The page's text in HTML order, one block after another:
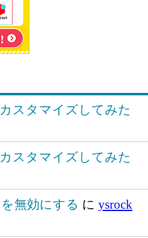
スタマイズしてみた
スタマイズしてみた
無効にする に ysrock